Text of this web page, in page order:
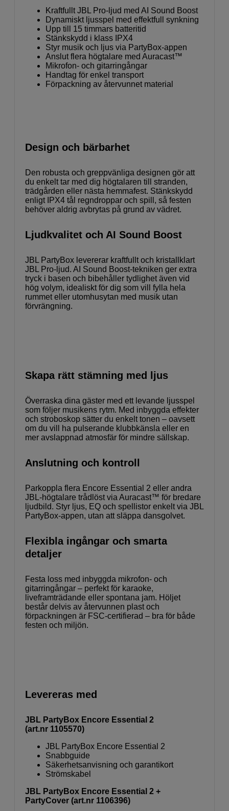
Kraftfullt JBL Pro-ljud med AI Sound Boost
Dynamiskt ljusspel med effektfull synkning
Upp till 15 timmars batteritid
Stänkskydd i klass IPX4
Styr musik och ljus via PartyBox-appen
Anslut flera högtalare med Auracast™
Mikrofon- och gitarringångar
Handtag för enkel transport
Förpackning av återvunnet material
Design och bärbarhet
Den robusta och greppvänliga designen gör att
du enkelt tar med dig högtalaren till stranden,
trädgården eller nästa hemmafest. Stänkskydd
enligt IPX4 tål regndroppar och spill, så festen
behöver aldrig avbrytas på grund av vädret.
Ljudkvalitet och AI Sound Boost
JBL PartyBox levererar kraftfullt och kristallklart
JBL Pro-ljud. AI Sound Boost-tekniken ger extra
tryck i basen och bibehåller tydlighet även vid
hög volym, idealiskt för dig som vill fylla hela
rummet eller utomhusytan med musik utan
förvrängning.
Skapa rätt stämning med ljus
Överraska dina gäster med ett levande ljusspel
som följer musikens rytm. Med inbyggda effekter
och stroboskop sätter du enkelt tonen – oavsett
om du vill ha pulserande klubbkänsla eller en
mer avslappnad atmosfär för mindre sällskap.
Anslutning och kontroll
Parkoppla flera Encore Essential 2 eller andra
JBL-högtalare trådlöst via Auracast™ för bredare
ljudbild. Styr ljus, EQ och spellistor enkelt via JBL
PartyBox-appen, utan att släppa dansgolvet.
Flexibla ingångar och smarta
detaljer
Festa loss med inbyggda mikrofon- och
gitarringångar – perfekt för karaoke,
liveframträdande eller spontana jam. Höljet
består delvis av återvunnen plast och
förpackningen är FSC-certifierad – bra för både
festen och miljön.
Levereras med
JBL PartyBox Encore Essential 2
(art.nr 1105570)
JBL PartyBox Encore Essential 2
Snabbguide
Säkerhetsanvisning och garantikort
Strömskabel
JBL PartyBox Encore Essential 2 +
PartyCover (art.nr 1106396)